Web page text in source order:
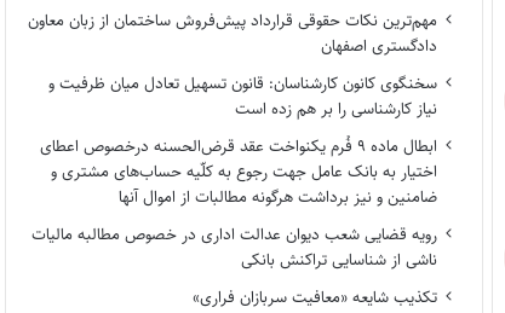
مهم‌ترین نکات حقوقی قرارداد پیش‌فروش ساختمان از زبان معاون
دادگستری اصفهان
سخنگوی کانون کارشناسان: قانون تسهیل تعادل میان ظرفیت و
نیاز کارشناسی را بر هم زده است
ابطال ماده ۹ فُرم یکنواخت عقد قرض‌الحسنه درخصوص اعطای
اختیار به بانک عامل جهت رجوع به کلّیه حساب‌های مشتری و
ضامنین و نیز برداشت هرگونه مطالبات از اموال آنها
رویه قضایی شعب دیوان عدالت اداری در خصوص مطالبه مالیات
ناشی از شناسایی تراکنش بانکی
تکذیب شایعه «معافیت سربازان فراری»